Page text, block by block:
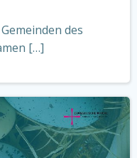
des
[…]